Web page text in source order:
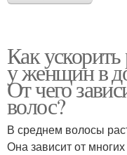
Как ускорить
у женщин в
От чего
волос?
В среднем волосы
Она зависит от